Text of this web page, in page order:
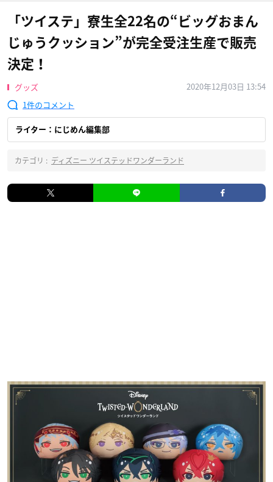
「ツイステ」寮生全22名の“ビッグおまん
じゅうクッション”が完全受注生産で販売
決定！
グッズ
2020年12月03日 13:54
1
ライター：にじめん編集部
カテゴリ : ディズニー ツイステッドワンダーランド